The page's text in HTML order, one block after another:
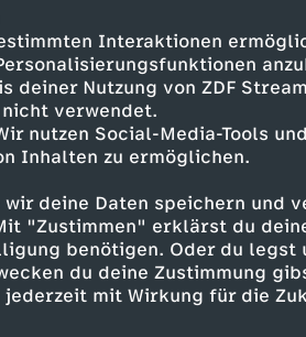
Interaktionen
Nutzung von ZDF
verwendet.
nutzen Social-Media-Tools
Inhalten zu ermöglichen.
deine Daten speichern und
"Zustimmen" erklärst du
benötigen. Oder du legst
du deine Zustimmung
mit Wirkung für die
der Pause aber die schnelle
Kiwior - Cash (81.
Buksa)
(74. van Hecke), J.